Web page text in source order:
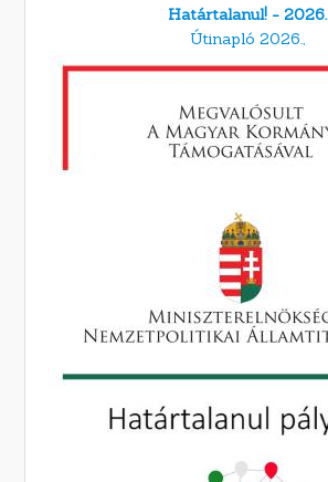
Határtalanul! - 2026.
Útinapló 2026.,